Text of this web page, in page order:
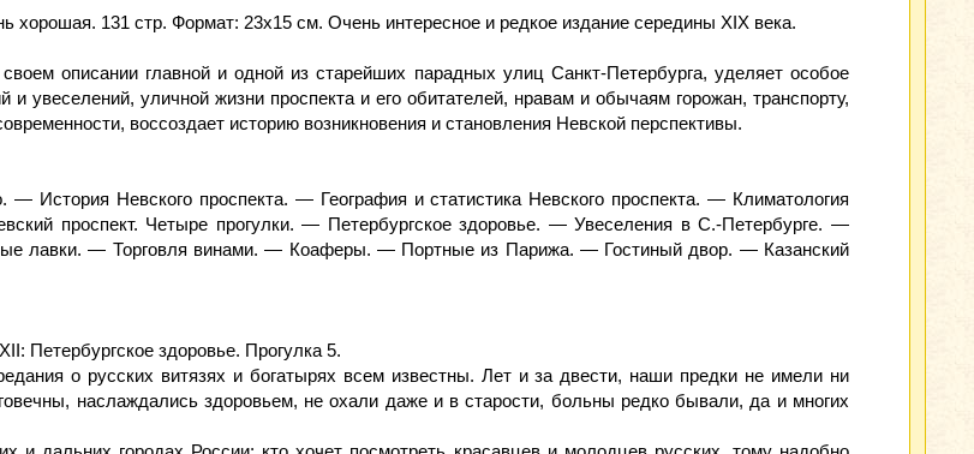
хорошая. 131 стр. Формат: 23х15 см. Очень интересное и редкое издание середины XIX века.
описании главной и одной из старейших парадных улиц Санкт-Петербурга, уделяет особое
увеселений, уличной жизни проспекта и его обитателей, нравам и обычаям горожан, транспорту,
воссоздает историю возникновения и становления Невской перспективы.
Невского проспекта. — География и статистика Невского проспекта. — Климатология
проспект. Четыре прогулки. — Петербургское здоровье. — Увеселения в С.-Петербурге. —
лавки. — Торговля винами. — Коаферы. — Портные из Парижа. — Гостиный двор. — Казанский
Петербургское здоровье. Прогулка 5.
о русских витязях и богатырях всем известны. Лет и за двести, наши предки не имели ни
наслаждались здоровьем, не охали даже и в старости, больны редко бывали, да и многих